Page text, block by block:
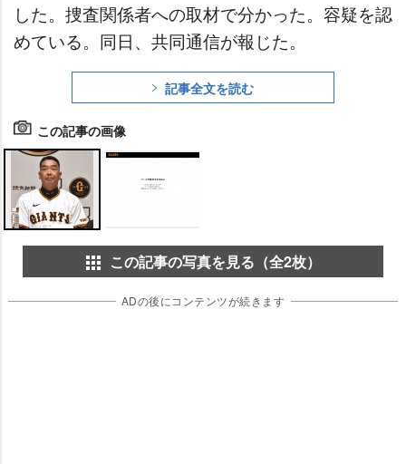
した。捜査関係者への取材で分かった。容疑を認
めている。同日、共同通信が報じた。
記事全文を読む
この記事の画像
この記事の写真を見る（全2枚）
ADの後にコンテンツが続きます